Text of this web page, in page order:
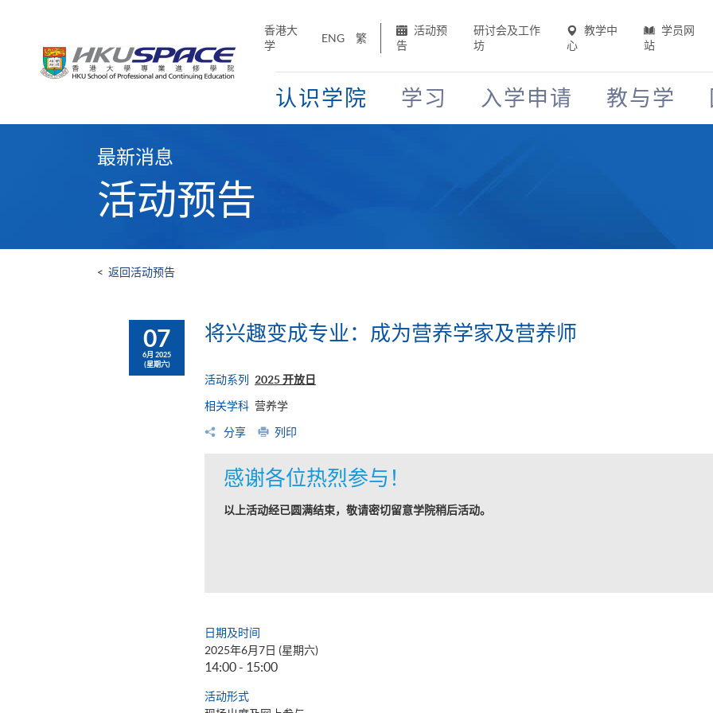
香港大
学
ENG 繁
活动预
告
研讨会及工作
坊
教学中
心
学员网
站
认识学院 学习 入学申请 教与学
最新消息
活动预告
< 返回活动预告
07
6月 2025
(星期六)
将兴趣变成专业：成为营养学家及营养师
活动系列 2025 开放日
相关学科 营养学
分享 列印
感谢各位热烈参与！
以上活动经已圆满结束，敬请密切留意学院稍后活动。
日期及时间
2025年6月7日 (星期六)
14:00 - 15:00
活动形式